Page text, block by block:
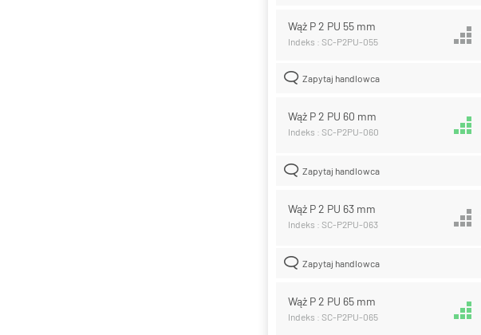
Wąż P 2 PU 55 mm
Indeks : SC-P2PU-055
Zapytaj handlowca
Wąż P 2 PU 60 mm
Indeks : SC-P2PU-060
Zapytaj handlowca
Wąż P 2 PU 63 mm
Indeks : SC-P2PU-063
Zapytaj handlowca
Wąż P 2 PU 65 mm
Indeks : SC-P2PU-065